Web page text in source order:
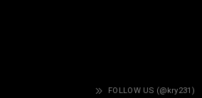
FOLLOW US (@kry231)